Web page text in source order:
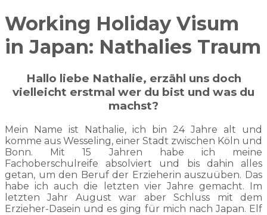
Working Holiday Visum
in Japan: Nathalies Traum
Hallo liebe Nathalie, erzähl uns doch
vielleicht erstmal wer du bist und was du
machst?
Mein Name ist Nathalie, ich bin 24 Jahre alt und
komme aus Wesseling, einer Stadt zwischen Köln und
Bonn. Mit 15 Jahren habe ich meine
Fachoberschulreife absolviert und bis dahin alles
getan, um den Beruf der Erzieherin auszuüben. Das
habe ich auch die letzten vier Jahre gemacht. Im
letzten Jahr August war aber Schluss mit dem
Erzieher-Dasein und es ging für mich nach Japan. Elf